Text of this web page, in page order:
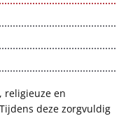
religieuze en
deze zorgvuldig